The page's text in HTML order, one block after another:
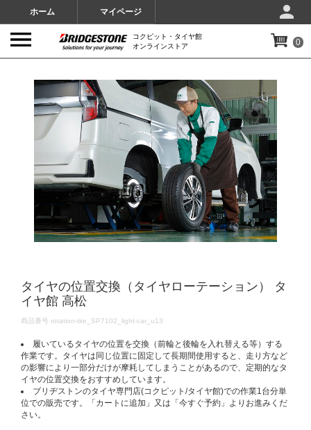
ホーム マイページ
コクピット・タイヤ館
オンラインストア
0
タイヤの位置交換（タイヤローテーション） タ
イヤ館 高松
DETAILS
商品番号 rotation-tire_SP7102_light-car_u13
履いているタイヤの位置を交換（前輪と後輪を入れ替える等）する
作業です。タイヤは同じ位置に固定して長期間使用すると、走り方など
の影響により一部分だけが摩耗してしまうことがあるので、定期的なタ
イヤの位置交換をおすすめしています。
ブリヂストンのタイヤ専門店(コクピット/タイヤ館)での作業1台分単
位での販売です。「カートに追加」又は「今すぐ予約」よりお進みくだ
さい。